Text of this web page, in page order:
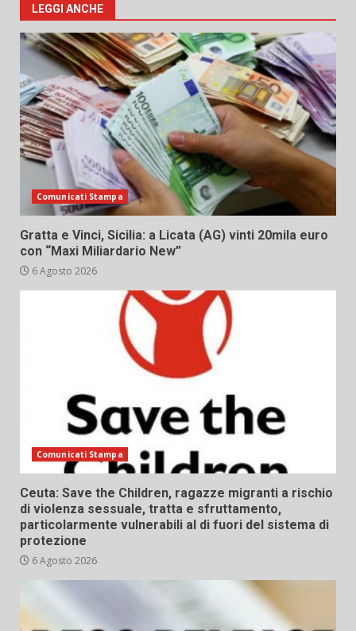
LEGGI ANCHE
Comunicati Stampa
Gratta e Vinci, Sicilia: a Licata (AG) vinti 20mila euro
con “Maxi Miliardario New”
6 Agosto 2026
Comunicati Stampa
Ceuta: Save the Children, ragazze migranti a rischio
di violenza sessuale, tratta e sfruttamento,
particolarmente vulnerabili al di fuori del sistema di
protezione
6 Agosto 2026